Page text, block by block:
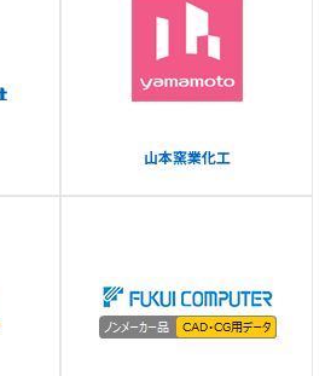
山本窯業化工